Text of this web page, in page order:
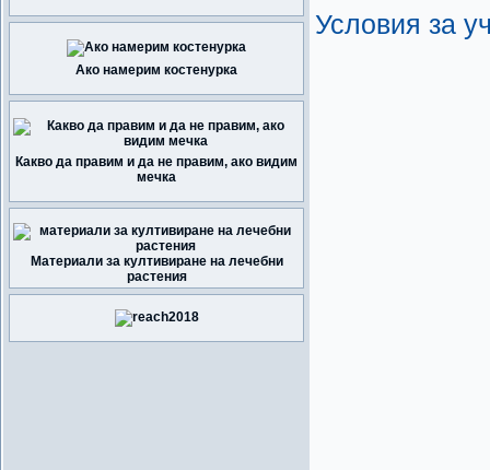
Ако намерим костенурка
Какво да правим и да не правим, ако видим
мечка
Материали за култивиране на лечебни
растения
Условия за